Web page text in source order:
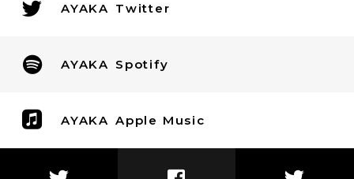
AYAKA Twitter
AYAKA Spotify
AYAKA Apple Music